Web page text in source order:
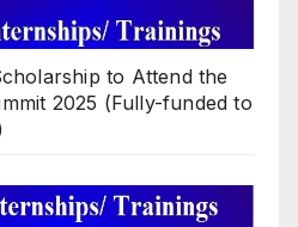
to Attend the
2025 (Fully-funded to